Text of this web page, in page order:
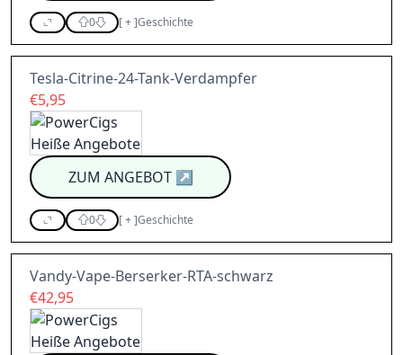
0 [+]Geschichte
Tesla-Citrine-24-Tank-Verdampfer
€5,95
ZUM ANGEBOT↗
0 [+]Geschichte
Vandy-Vape-Berserker-RTA-schwarz
€42,95